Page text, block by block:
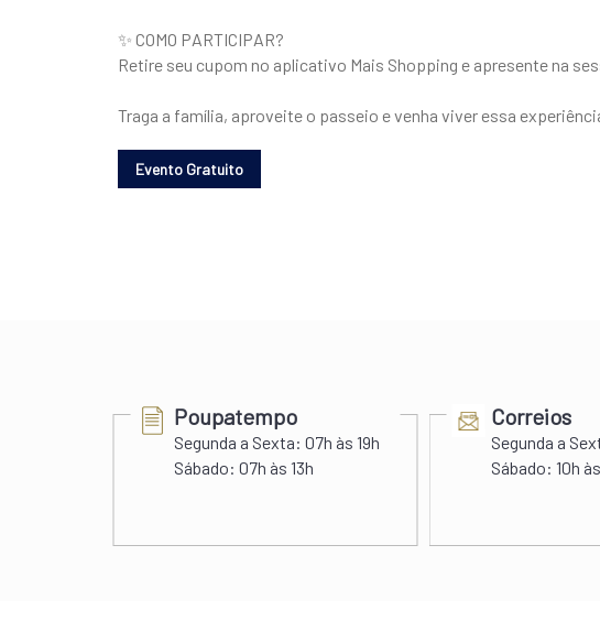
✨ COMO PARTICIPAR?
Retire seu cupom no aplicativo Mais Shopping e apresente na
Traga a família, aproveite o passeio e venha viver essa
Poupatempo
Segunda a Sexta: 07h às 19h
Sábado: 07h às 13h
Correios
Segunda a
Sábado: 10h